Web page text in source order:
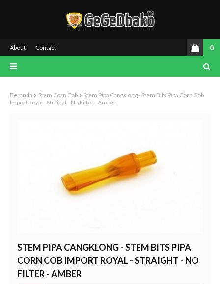
About Contact 0
Beranda Stem Corn Cob
Stem Pipa Cangklong - Stem Bits Pipa Corn Cob
Import Royal - Straight - No Filter - Amber
STEM PIPA CANGKLONG - STEM BITS PIPA
CORN COB IMPORT ROYAL - STRAIGHT - NO
FILTER - AMBER